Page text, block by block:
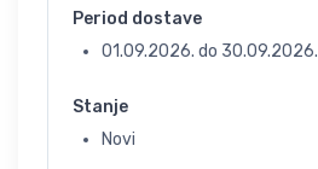
Period dostave
01.09.2026. do 30.09.2026.
Stanje
Novi